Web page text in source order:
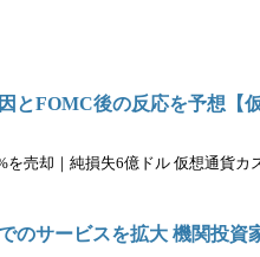
とFOMC後の反応を予想【
を売却｜純損失6億ドル 仮想通貨
のサービスを拡大 機関投資